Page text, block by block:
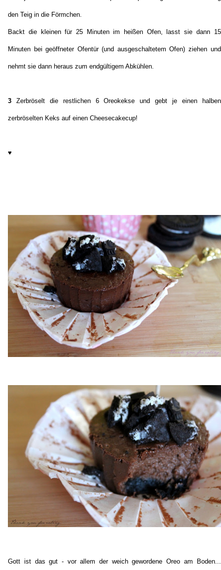
den Teig in die Förmchen.
Backt die kleinen für 25 Minuten im heißen Ofen, lasst sie dann 15
Minuten bei geöffneter Ofentür (und ausgeschaltetem Ofen) ziehen und
nehmt sie dann heraus zum endgültigem Abkühlen.
3 Zerbröselt die restlichen 6 Oreokekse und gebt je einen halben
zerbröselten Keks auf einen Cheesecakecup!
♥
Gott ist das gut - vor allem der weich gewordene Oreo am Boden...